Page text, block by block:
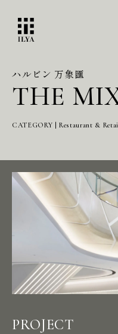
ハルビン 万象匯
THE
CATEGORY | Restaurant &
PROJECT